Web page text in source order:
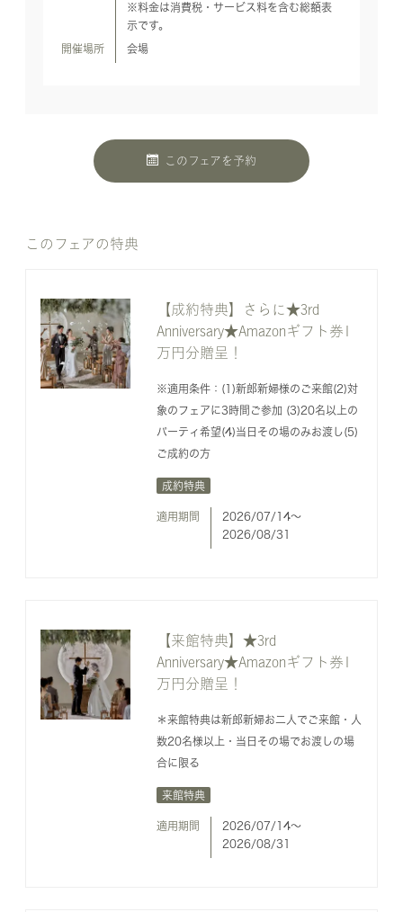
※料金は消費税・サービス料を含む総額表
示です。
開催場所 会場
このフェアを予約
このフェアの特典
【成約特典】さらに★3rd
Anniversary★Amazonギフト券1
万円分贈呈！
※適用条件：(1)新郎新婦様のご来館(2)対
象のフェアに3時間ご参加 (3)20名以上の
パーティ希望(4)当日その場のみお渡し(5)
ご成約の方
成約特典
適用期間
2026/07/14〜
2026/08/31
【来館特典】★3rd
Anniversary★Amazonギフト券1
万円分贈呈！
＊来館特典は新郎新婦お二人でご来館・人
数20名様以上・当日その場でお渡しの場
合に限る
来館特典
適用期間
2026/07/14〜
2026/08/31